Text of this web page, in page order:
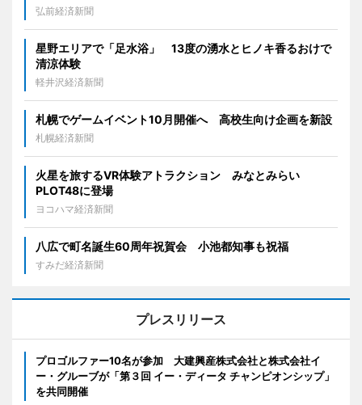
弘前経済新聞
星野エリアで「足水浴」 13度の湧水とヒノキ香るおけで
清涼体験
軽井沢経済新聞
札幌でゲームイベント10月開催へ 高校生向け企画を新設
札幌経済新聞
火星を旅するVR体験アトラクション みなとみらい
PLOT48に登場
ヨコハマ経済新聞
八広で町名誕生60周年祝賀会 小池都知事も祝福
すみだ経済新聞
プレスリリース
プロゴルファー10名が参加 大建興産株式会社と株式会社イ
ー・グルーブが「第３回 イー・ディータ チャンピオンシップ」
を共同開催